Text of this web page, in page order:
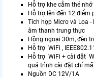
Hỗ trợ khe cắm thẻ nhớ
Hỗ trợ lên đến 12 điểm
Tích hợp Micro và Loa
âm thanh trung thực
Hồng ngoại 30m, đèn
Hỗ trợ WiFi ,
Hỗ trợ WiFi + cài đặt
quá trình cài đặt chỉ
Nguồn DC 12V/1A